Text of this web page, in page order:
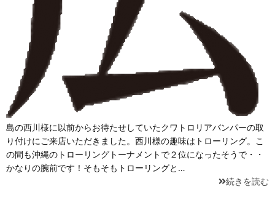
島の西川様に以前からお待たせしていたクワトロリアバンパーの取
り付けにご来店いただきました。西川様の趣味はトローリング。こ
の間も沖縄のトローリングトーナメントで２位になったそうで・・
かなりの腕前です！そもそもトローリングと…
続きを読む